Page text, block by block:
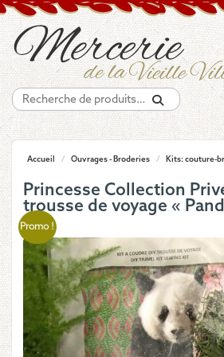
Recherche
Accueil / Ouvrages - Broderies / Kits: couture-
Princesse Collection
trousse de voyage «
Promo !